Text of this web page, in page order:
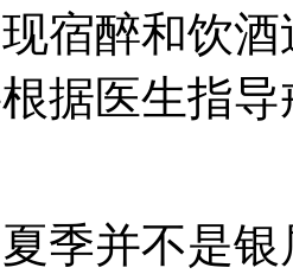
宿醉和饮
据医生指
季并不是